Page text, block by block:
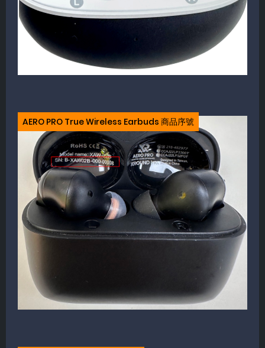
AERO PRO True Wireless Earbuds 商品序號